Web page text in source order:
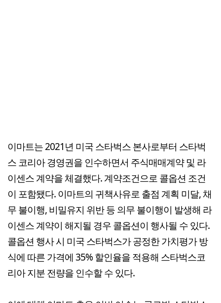
이마트는 2021년 미국 스타벅스 본사로부터 스타벅
스 코리아 경영권을 인수하면서 주식매매계약 및 라
이센스 계약을 체결했다. 계약조건으로 콜옵션 조건
이 포함됐다. 이마트의 귀책사유로 출점 계획 미달, 채
무 불이행, 비밀유지 위반 등 의무 불이행이 발생해 라
이센스 계약이 해지될 경우 콜옵션이 행사될 수 있다.
콜옵션 행사 시 미국 스타벅스가 공정한 가치평가 방
식에 따른 가격에 35% 할인율을 적용해 스타벅스코
리아 지분 전량을 인수할 수 있다.